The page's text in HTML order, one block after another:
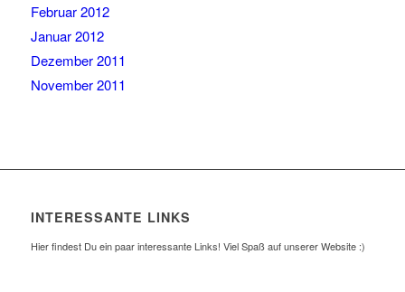
Februar 2012
Januar 2012
Dezember 2011
November 2011
INTERESSANTE LINKS
Hier findest Du ein paar interessante Links! Viel Spaß auf unserer Website :)